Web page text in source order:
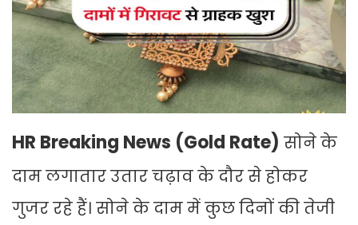
HR Breaking News (Gold Rate) सोने के
दाम लगातार उतार चढ़ाव के दौर से होकर
गुजर रहे हैं। सोने के दाम में कुछ दिनों की तेजी